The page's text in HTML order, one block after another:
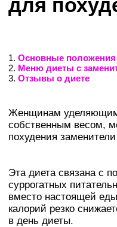
для
1. Основные положения
2. Меню диеты с
3. Отзывы о диете
Женщинам
собственным весом,
похудения
Эта диета связана с
суррогатных
вместо настоящей
калорий резко
в день диеты.